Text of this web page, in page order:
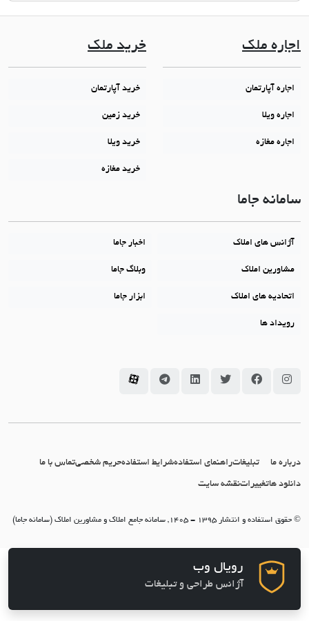
اجاره ملک
اجاره آپارتمان
اجاره ویلا
اجاره مغازه
خرید ملک
خرید آپارتمان
خرید زمین
خرید ویلا
خرید مغازه
سامانه جاما
آژانس های املاک اخبار جاما
مشاورین املاک وبلاگ جاما
اتحادیه های املاک ابزار جاما
رویداد ها
سامانه جاما در اینستاگرام
سامانه جاما در فیسبوک
سامانه جاما در توئیتر
سامانه جاما در لینکداین
سامانه جاما در تلگرام
سامانه جاما در آپارات
درباره ما تبلیغاتراهنمای استفادهشرایط استفادهحریم شخصیتماس با ما
دانلود هاتغییراتنقشه سایت
© حقوق استفاده و انتشار 1395 - 1405, سامانه جامع املاک و مشاورین املاک (سامانه جاما)
رویال وب
آژانس طراحی و تبلیغات